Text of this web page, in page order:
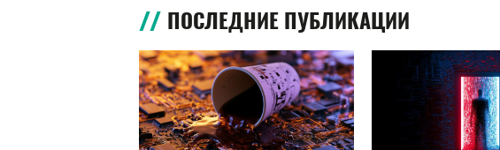
ПОСЛЕДНИЕ ПУБЛИКАЦИИ